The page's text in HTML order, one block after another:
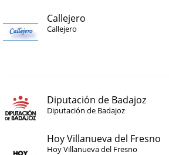
Callejero
Callejero
Diputación de Badajoz
Diputación de Badajoz
Hoy Villanueva del Fresno
Hoy Villanueva del Fresno